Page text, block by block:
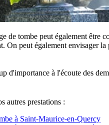
de tombe peut également être
On peut également envisager
d'importance à l'écoute des
autres prestations :
à Saint-Maurice-en-Quercy